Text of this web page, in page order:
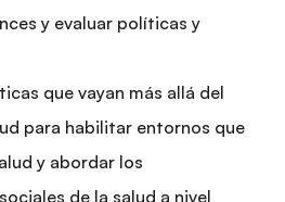
y evaluar políticas y
que vayan más allá del
para habilitar entornos que
y abordar los
de la salud a nivel